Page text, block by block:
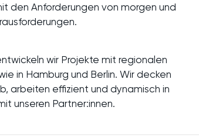
den Anforderungen von morgen und
wir Projekte mit regionalen
in Hamburg und Berlin. Wir decken
arbeiten effizient und dynamisch in
unseren Partner:innen.